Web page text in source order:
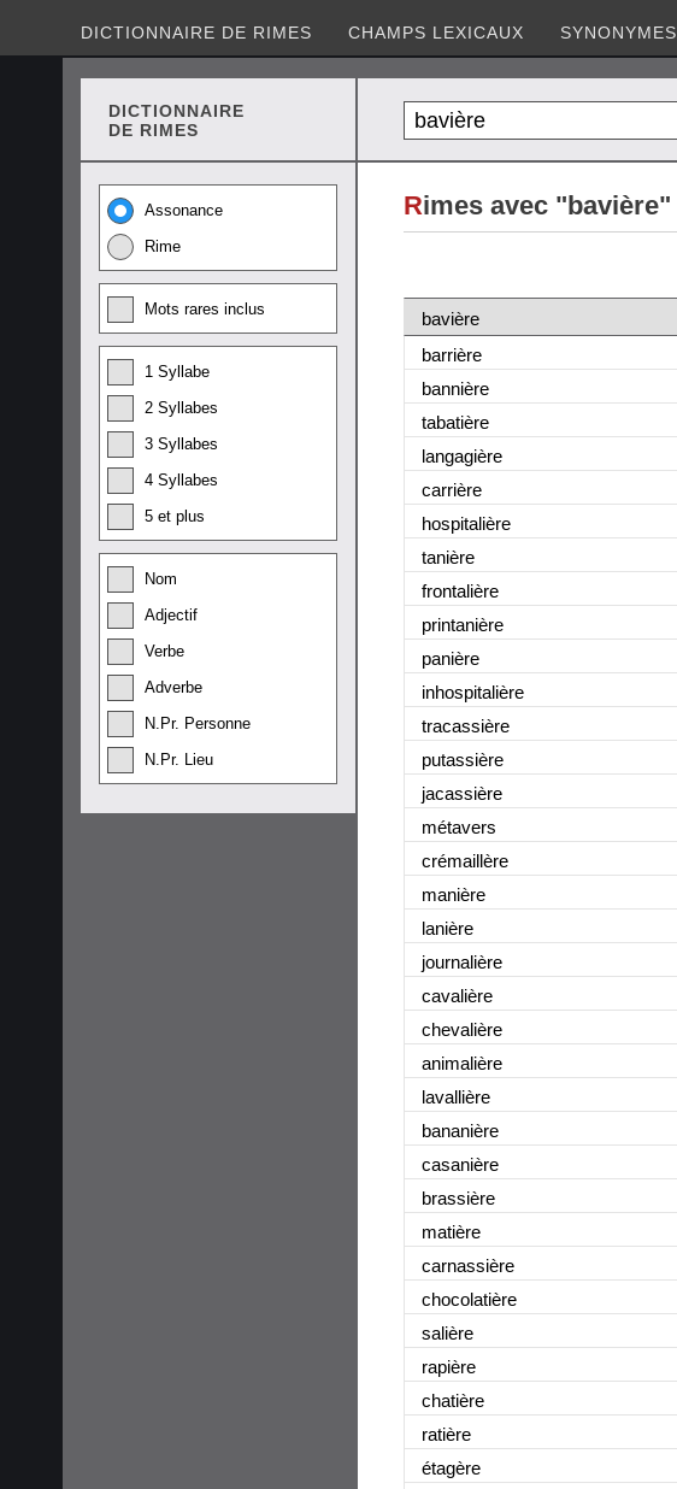
DICTIONNAIRE DE RIMES CHAMPS LEXICAUX SYNONYMES
DICTIONNAIRE
DE RIMES
Assonance
Rime
Mots rares inclus
1 Syllabe
2 Syllabes
3 Syllabes
4 Syllabes
5 et plus
Nom
Adjectif
Verbe
Adverbe
N.Pr. Personne
N.Pr. Lieu
Rimes avec "bavière"
bavière
barrière
bannière
tabatière
langagière
carrière
hospitalière
tanière
frontalière
printanière
panière
inhospitalière
tracassière
putassière
jacassière
métavers
crémaillère
manière
lanière
journalière
cavalière
chevalière
animalière
lavallière
bananière
casanière
brassière
matière
carnassière
chocolatière
salière
rapière
chatière
ratière
étagère